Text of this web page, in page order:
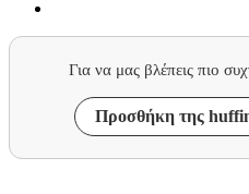
Για να μας βλέπεις πιο
Προσθήκη της